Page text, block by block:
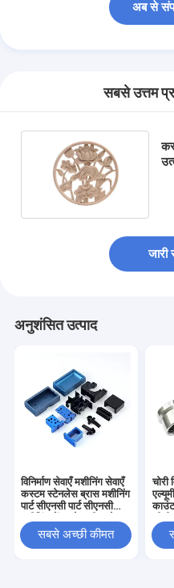
अब से
सबसे उत्तम
जारी
अनुशंसित उत्पाद
विनिर्माण सेवाएँ मशीनिंग सेवाएँ
कस्टम स्टेनलेस ब्रास मशीनिंग
पार्ट सीएनसी पार्ट सीएनसी
सीएनसी पार्ट्स मशीनिंग सेवाएँ
सबसे अच्छी कीमत
चोरी